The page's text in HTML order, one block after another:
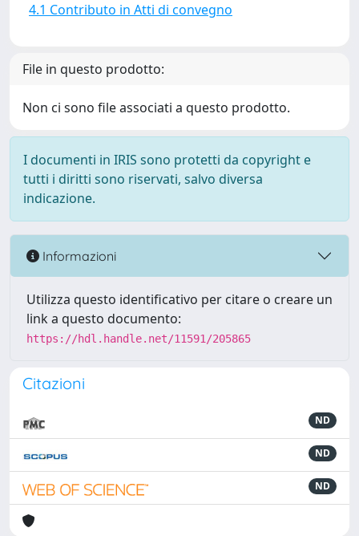
4.1 Contributo in Atti di convegno
File in questo prodotto:
Non ci sono file associati a questo prodotto.
I documenti in IRIS sono protetti da copyright e
tutti i diritti sono riservati, salvo diversa
indicazione.
Informazioni
Utilizza questo identificativo per citare o creare un
link a questo documento:
https://hdl.handle.net/11591/205865
Citazioni
ND
ND
ND